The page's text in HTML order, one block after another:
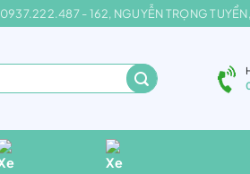
0937.222.487 - 162, NGUYỄN TRỌNG